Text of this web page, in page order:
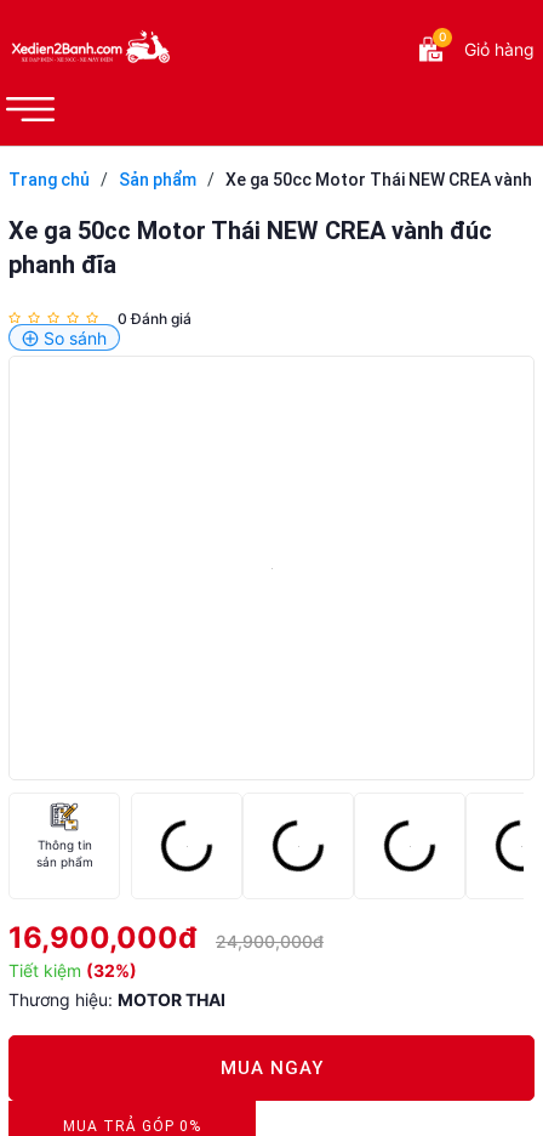
0
Giỏ hàng
Trang chủ / Sản phẩm / Xe ga 50cc Motor Thái NEW CREA vành
Xe ga 50cc Motor Thái NEW CREA vành đúc
phanh đĩa
0 Đánh giá
So sánh
Thông tin
sản phẩm
16,900,000đ
24,900,000đ
Tiết kiệm (32%)
Thương hiệu: MOTOR THAI
MUA NGAY
MUA TRẢ GÓP 0%